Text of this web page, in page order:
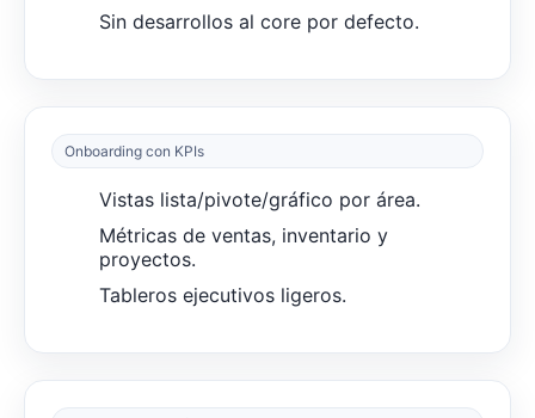
Sin desarrollos al core por defecto.
Onboarding con KPIs
Vistas lista/pivote/gráfico por área.
Métricas de ventas, inventario y
proyectos.
Tableros ejecutivos ligeros.